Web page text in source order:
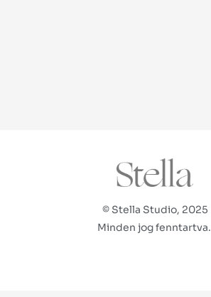
© Stella Studio, 2025
Minden jog fenntartva.